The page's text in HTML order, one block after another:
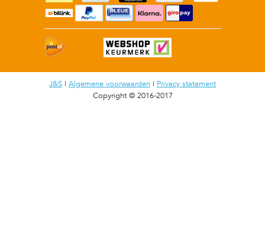
J&S | Algemene voorwaarden | Privacy statement
Copyright © 2016-2017